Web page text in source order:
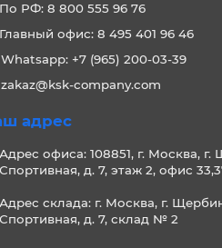
По РФ: 8 800 555 96 76
Главный офис: 8 495 401 96 46
Whatsapp: +7 (965) 200-03-39
zakaz@ksk-company.com
адрес
Адрес офиса: 108851, г. Москва, г.
Спортивная, д. 7, этаж 2, офис
Адрес склада: г. Москва, г.
Спортивная, д. 7, склад № 2